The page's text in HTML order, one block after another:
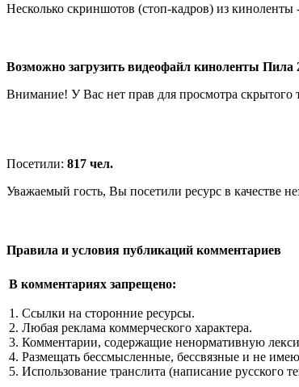
Несколько скриншотов (стоп-кадров) из киноленты
Возможно загрузить видеофайл киноленты
Внимание! У Вас нет прав для просмотра скрытого
Посетили: 817 чел.
Уважаемый гость, Вы посетили ресурс в качестве
Правила и условия публикаций комментариев
В комментариях запрещено:
1. Ссылки на сторонние ресурсы.
2. Любая реклама коммерческого характера.
3. Комментарии, содержащие ненормативную
4. Размещать бессмысленные, бессвязные и не
5. Использование транслита (написание русского